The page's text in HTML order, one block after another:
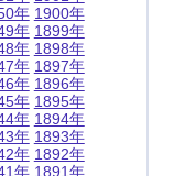
年
年
年
年
年
年
年
年
年
年
1900年
1899年
1898年
1897年
1896年
1895年
1894年
1893年
1892年
1891年